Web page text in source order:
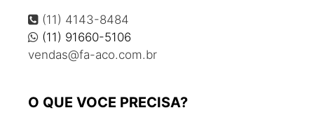
Comprar ferro para construção
Comprar vergalhão
Comprar vigas de ferro
Corte e dobra de aço para construção civil
(11) 4143-8484
(11) 91660-5106
vendas@fa-aco.com.br
O QUE VOCE PRECISA?